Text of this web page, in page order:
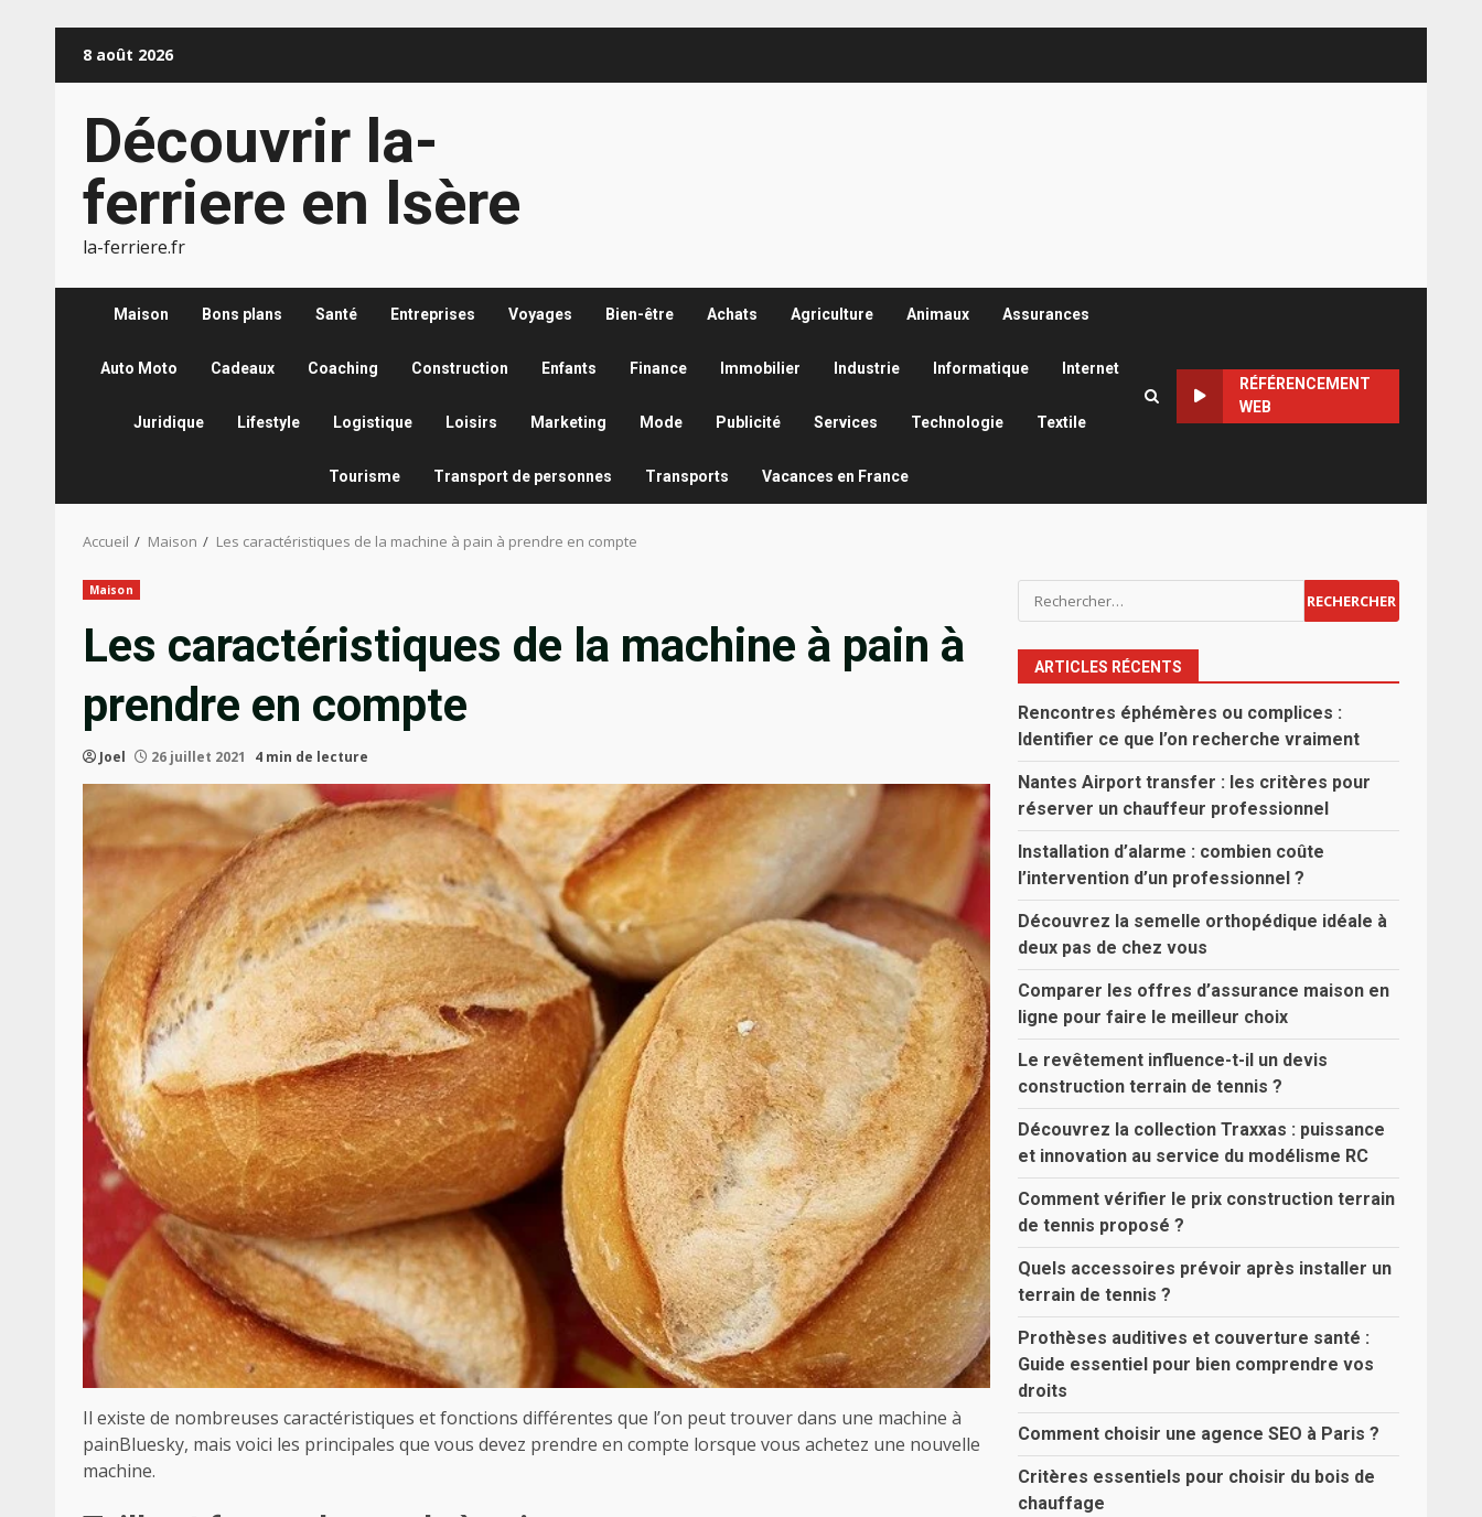
8 août 2026
Découvrir la-
ferriere en Isère
la-ferriere.fr
Maison Bons plans Santé Entreprises Voyages Bien-être Achats Agriculture Animaux Assurances
Auto Moto Cadeaux Coaching Construction Enfants Finance Immobilier Industrie Informatique Internet
Juridique Lifestyle Logistique Loisirs Marketing Mode Publicité Services Technologie Textile
Tourisme Transport de personnes Transports Vacances en France
RÉFÉRENCEMENT
WEB
Accueil Maison Les caractéristiques de la machine à pain à prendre en compte
Maison
Les caractéristiques de la machine à pain à
prendre en compte
Joel 26 juillet 2021 4 min de lecture
Il existe de nombreuses caractéristiques et fonctions différentes que l’on peut trouver dans une machine à
painBluesky, mais voici les principales que vous devez prendre en compte lorsque vous achetez une nouvelle
machine.
Rechercher :
ARTICLES RÉCENTS
Rencontres éphémères ou complices :
Identifier ce que l’on recherche vraiment
Nantes Airport transfer : les critères pour
réserver un chauffeur professionnel
Installation d’alarme : combien coûte
l’intervention d’un professionnel ?
Découvrez la semelle orthopédique idéale à
deux pas de chez vous
Comparer les offres d’assurance maison en
ligne pour faire le meilleur choix
Le revêtement influence-t-il un devis
construction terrain de tennis ?
Découvrez la collection Traxxas : puissance
et innovation au service du modélisme RC
Comment vérifier le prix construction terrain
de tennis proposé ?
Quels accessoires prévoir après installer un
terrain de tennis ?
Prothèses auditives et couverture santé :
Guide essentiel pour bien comprendre vos
droits
Comment choisir une agence SEO à Paris ?
Critères essentiels pour choisir du bois de
chauffage